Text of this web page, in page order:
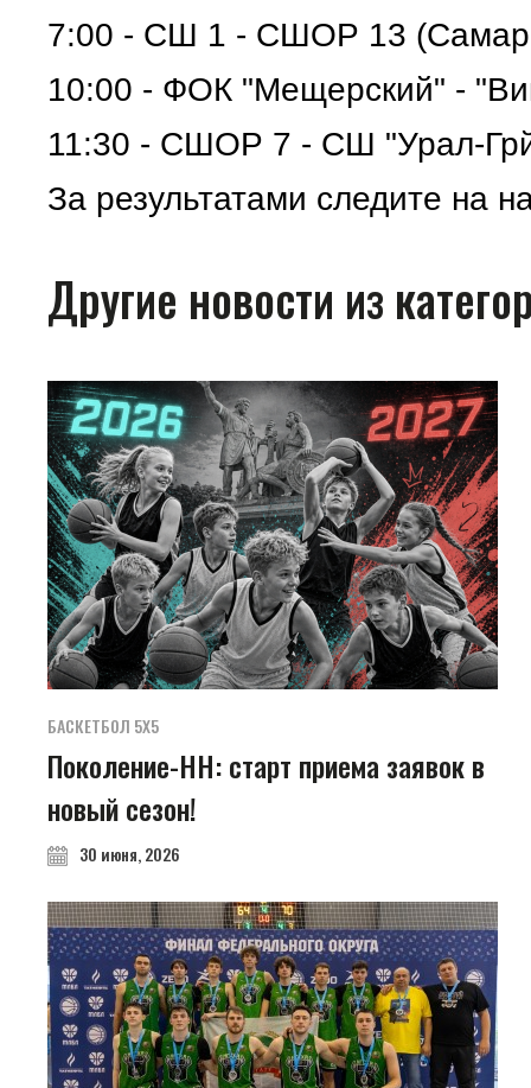
7:00 - СШ 1 - СШОР 13
10:00 - ФОК "Мещерский" -
11:30 - СШОР 7 - СШ "Урал-
За результатами следите на
Другие новости из
БАСКЕТБОЛ 5Х5
Поколение-НН: старт приема заявок в
новый сезон!
30 июня, 2026